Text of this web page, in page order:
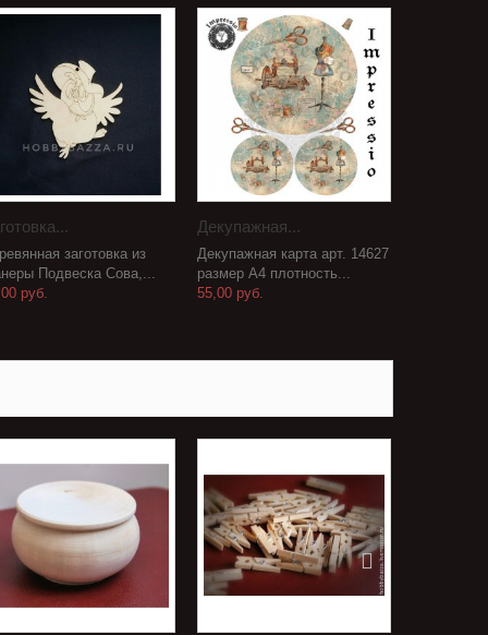
заготовка из
Подвеска Сова,...
руб.
Декупажная...
Декупажная карта арт. 14627
размер А4 плотность...
55,00 руб.